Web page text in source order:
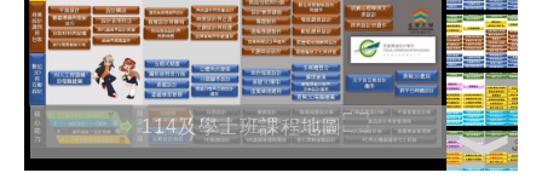
114及學士班課程地圖